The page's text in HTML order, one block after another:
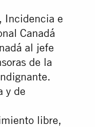
Incidencia e
Canadá
al jefe
de la
y de
libre,